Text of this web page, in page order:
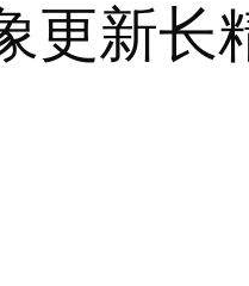
更新长